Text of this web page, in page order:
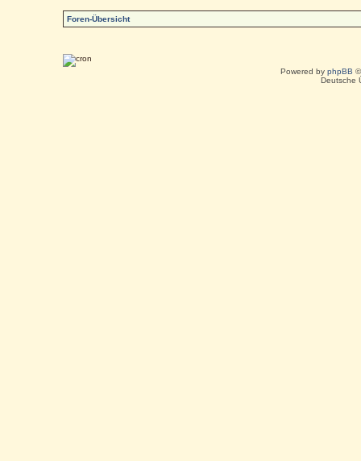
Foren-Übersicht
Powered by phpBB
Deutsche